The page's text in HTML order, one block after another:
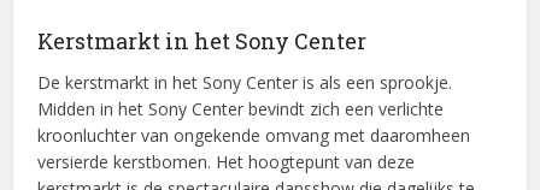
Kerstmarkt in het Sony Center
De kerstmarkt in het Sony Center is als een sprookje.
Midden in het Sony Center bevindt zich een verlichte
kroonluchter van ongekende omvang met daaromheen
versierde kerstbomen. Het hoogtepunt van deze